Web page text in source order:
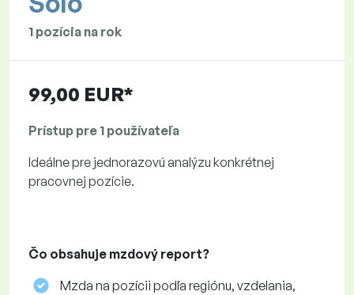
1 pozícia na rok
99,00 EUR*
Prístup pre 1 používateľa
Ideálne pre jednorazovú analýzu konkrétnej
pracovnej pozície.
Čo obsahuje mzdový report?
Mzda na pozícii podľa regiónu, vzdelania,